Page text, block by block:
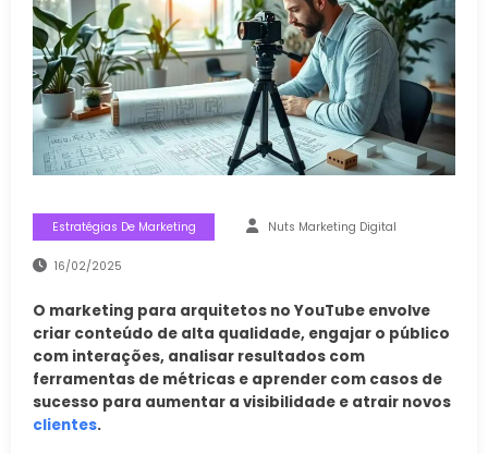
Estratégias De Marketing Nuts Marketing Digital
16/02/2025
O marketing para arquitetos no YouTube envolve
criar conteúdo de alta qualidade, engajar o público
com interações, analisar resultados com
ferramentas de métricas e aprender com casos de
sucesso para aumentar a visibilidade e atrair novos
clientes.